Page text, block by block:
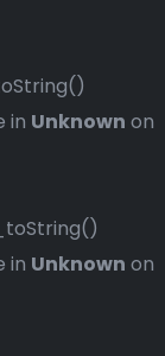
in Unknown on
in Unknown on